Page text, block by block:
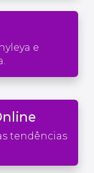
e
tendências